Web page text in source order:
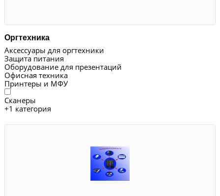
Оргтехника
Аксессуары для оргтехники
Защита питания
Оборудование для презентаций
Офисная техника
Принтеры и МФУ
Сканеры
+1 категория